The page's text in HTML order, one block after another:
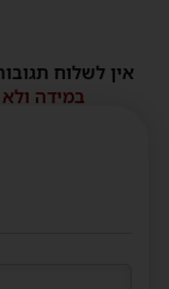
אין לשלוח
במידה